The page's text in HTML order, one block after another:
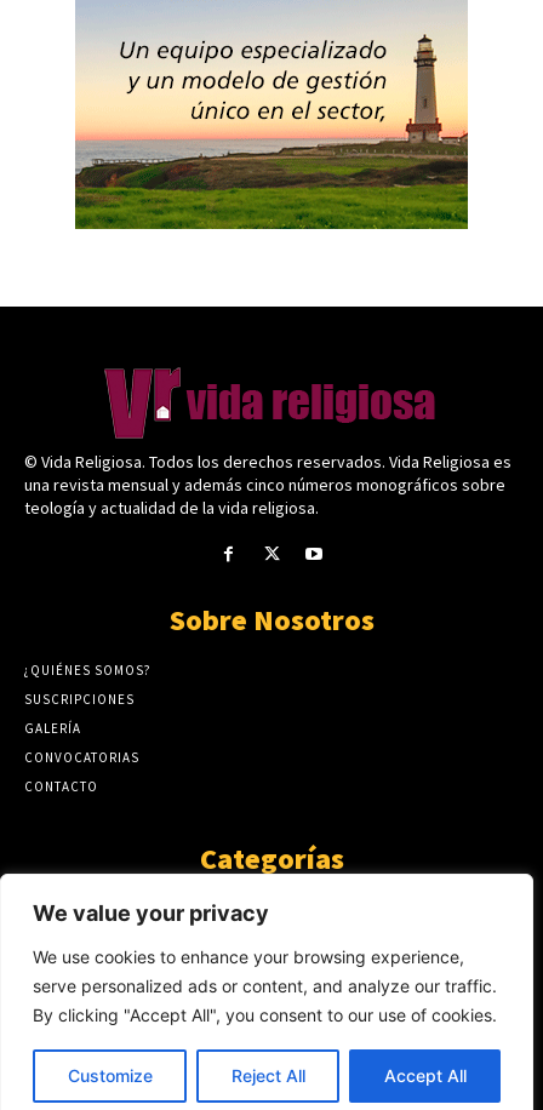
We value your privacy
We use cookies to enhance your browsing experience,
serve personalized ads or content, and analyze our traffic.
By clicking "Accept All", you consent to our use of cookies.
Customize Reject All Accept All
© Vida Religiosa. Todos los derechos reservados. Vida Religiosa es
una revista mensual y además cinco números monográficos sobre
teología y actualidad de la vida religiosa.
Sobre Nosotros
¿QUIÉNES SOMOS?
SUSCRIPCIONES
GALERÍA
CONVOCATORIAS
CONTACTO
Categorías
ARTÍCULOS
GUANTE DE SEDA
AL CALOR DE LA PALABRA
Y YO QUE SÉ
423
NOTICIAS
234
SIN CATEGORÍA
174